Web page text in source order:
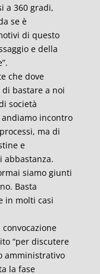
a 360 gradi,
se è
di questo
e della
che dove
bastare a noi
società
incontro
ma di
e
abbastanza.
siamo giunti
Basta
in molti casi
“per discutere
amministrativo
la fase